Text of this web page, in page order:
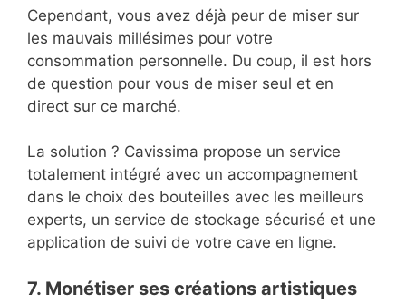
Cependant, vous avez déjà peur de miser sur
les mauvais millésimes pour votre
consommation personnelle. Du coup, il est hors
de question pour vous de miser seul et en
direct sur ce marché.
La solution ? Cavissima propose un service
totalement intégré avec un accompagnement
dans le choix des bouteilles avec les meilleurs
experts, un service de stockage sécurisé et une
application de suivi de votre cave en ligne.
7. Monétiser ses créations artistiques